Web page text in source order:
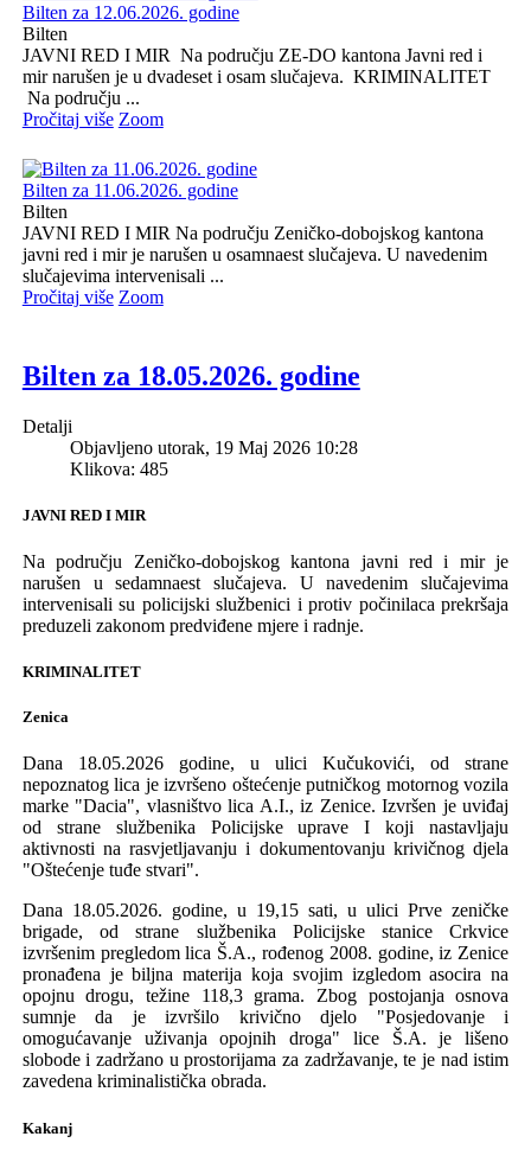
Bilten za 12.06.2026. godine
Bilten
JAVNI RED I MIR Na području ZE-DO kantona Javni red i
mir narušen je u dvadeset i osam slučajeva. KRIMINALITET
Na području ...
Pročitaj više Zoom
Bilten za 11.06.2026. godine
Bilten
JAVNI RED I MIR Na području Zeničko-dobojskog kantona
javni red i mir je narušen u osamnaest slučajeva. U navedenim
slučajevima intervenisali ...
Pročitaj više Zoom
Bilten za 18.05.2026. godine
Detalji
Objavljeno utorak, 19 Maj 2026 10:28
Klikova: 485
JAVNI RED I MIR
Na području Zeničko-dobojskog kantona javni red i mir je
narušen u
sedamnaest slučajeva. U navedenim
slučajevima
intervenisali su policijski službenici i protiv počinilaca prekršaja
preduzeli zakonom predviđene mjere i radnje.
KRIMINALITET
Zenica
Dana 18.05.2026 godine, u ulici Kučukovići, od strane
nepoznatog lica je izvršeno oštećenjeputničkog motornog vozila
marke "Dacia", vlasništvolica A.I., iz Zenice. Izvršen jeuviđaj
od strane službenika Policijske uprave I koji nastavljaju
aktivnosti na rasvjetljavanju i dokumentovanju krivičnog djela
"Oštećenje tuđe stvari".
Dana 18.05.2026. godine, u 19,15 sati, u ulici Prve zeničke
brigade,
od strane
službenika Policijske stanice Crkvice
izvršenim pregledom lica Š.A., rođenog 2008. godine, iz Zenice
pronađena je biljnamaterija koja svojim izgledom asocira na
opojnu drogu,težine 118,3 grama. Zbog postojanjaosnova
sumnje da je izvršilo krivično djelo "Posjedovanje i
omogućavanje uživanja opojnih droga" lice Š.A. je lišeno
slobode i zadržano u prostorijama za zadržavanje, te je nad istim
zavedena kriminalistička obrada.
Kakanj